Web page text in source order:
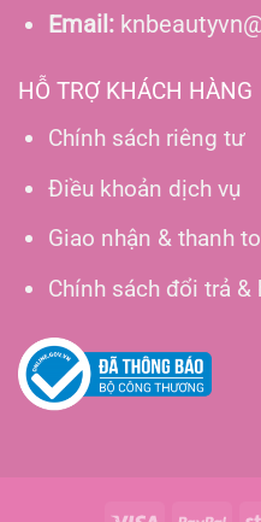
Email:
HỖ TRỢ KHÁCH HÀNG
Chính sách riêng tư
Điều khoản dịch vụ
Giao nhận & thanh
Chính sách đổi trả &